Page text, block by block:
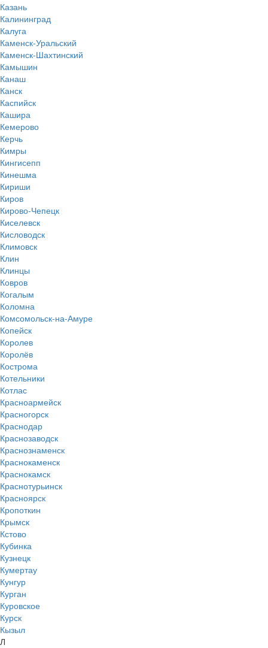
Казань
Калининград
Калуга
Каменск-Уральский
Каменск-Шахтинский
Камышин
Канаш
Канск
Каспийск
Кашира
Кемерово
Керчь
Кимры
Кингисепп
Кинешма
Кириши
Киров
Кирово-Чепецк
Киселевск
Кисловодск
Климовск
Клин
Клинцы
Ковров
Когалым
Коломна
Комсомольск-на-Амуре
Копейск
Королев
Королёв
Кострома
Котельники
Котлас
Красноармейск
Красногорск
Краснодар
Краснозаводск
Краснознаменск
Краснокаменск
Краснокамск
Краснотурьинск
Красноярск
Кропоткин
Крымск
Кстово
Кубинка
Кузнецк
Кумертау
Кунгур
Курган
Куровское
Курск
Кызыл
Л